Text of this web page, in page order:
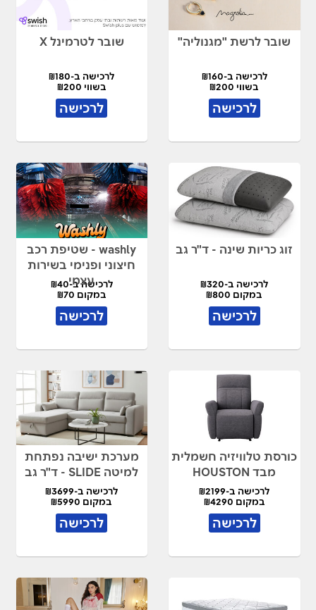
שובר לרשת "מגנוליה"
לרכישה ב-₪160
בשווי ₪200
לרכישה
שובר לטרמינל X
לרכישה ב-₪180
בשווי ₪200
לרכישה
זוג כריות שינה - ד"ר גב
לרכישה ב-₪320
במקום ₪800
לרכישה
washly - שטיפת רכב
חיצוני ופנימי בשירות
עצמי
לרכישה ב-₪40
במקום ₪70
לרכישה
כורסת טלוויזיה חשמלית
מבד HOUSTON
לרכישה ב-₪2199
במקום ₪4290
לרכישה
מערכת ישיבה נפתחת
למיטה SLIDE - ד"ר גב
לרכישה ב-₪3699
במקום ₪5990
לרכישה